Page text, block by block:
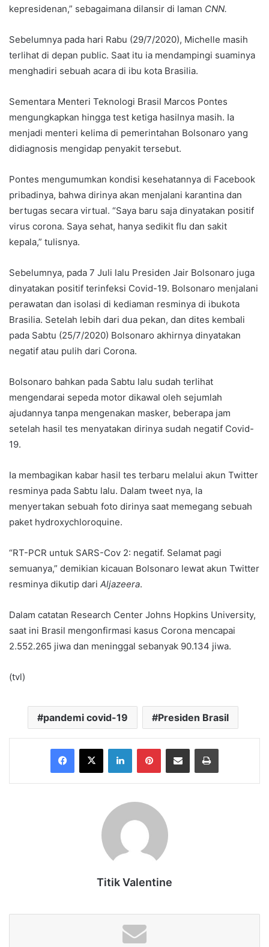
kepresidenan,” sebagaimana dilansir di laman CNN.
Sebelumnya pada hari Rabu (29/7/2020), Michelle masih
terlihat di depan public. Saat itu ia mendampingi suaminya
menghadiri sebuah acara di ibu kota Brasilia.
Sementara Menteri Teknologi Brasil Marcos Pontes
mengungkapkan hingga test ketiga hasilnya masih. Ia
menjadi menteri kelima di pemerintahan Bolsonaro yang
didiagnosis mengidap penyakit tersebut.
Pontes mengumumkan kondisi kesehatannya di Facebook
pribadinya, bahwa dirinya akan menjalani karantina dan
bertugas secara virtual. “Saya baru saja dinyatakan positif
virus corona. Saya sehat, hanya sedikit flu dan sakit
kepala,” tulisnya.
Sebelumnya, pada 7 Juli lalu Presiden Jair Bolsonaro juga
dinyatakan positif terinfeksi Covid-19. Bolsonaro menjalani
perawatan dan isolasi di kediaman resminya di ibukota
Brasilia. Setelah lebih dari dua pekan, dan dites kembali
pada Sabtu (25/7/2020) Bolsonaro akhirnya dinyatakan
negatif atau pulih dari Corona.
Bolsonaro bahkan pada Sabtu lalu sudah terlihat
mengendarai sepeda motor dikawal oleh sejumlah
ajudannya tanpa mengenakan masker, beberapa jam
setelah hasil tes menyatakan dirinya sudah negatif Covid-
19.
Ia membagikan kabar hasil tes terbaru melalui akun Twitter
resminya pada Sabtu lalu. Dalam tweet nya, Ia
menyertakan sebuah foto dirinya saat memegang sebuah
paket hydroxychloroquine.
“RT-PCR untuk SARS-Cov 2: negatif. Selamat pagi
semuanya,” demikian kicauan Bolsonaro lewat akun Twitter
resminya dikutip dari Aljazeera.
Dalam catatan Research Center Johns Hopkins University,
saat ini Brasil mengonfirmasi kasus Corona mencapai
2.552.265 jiwa dan meninggal sebanyak 90.134 jiwa.
(tvl)
pandemi covid-19 Presiden Brasil
Facebook
X LinkedInPinterestShare via Email Print
Titik Valentine